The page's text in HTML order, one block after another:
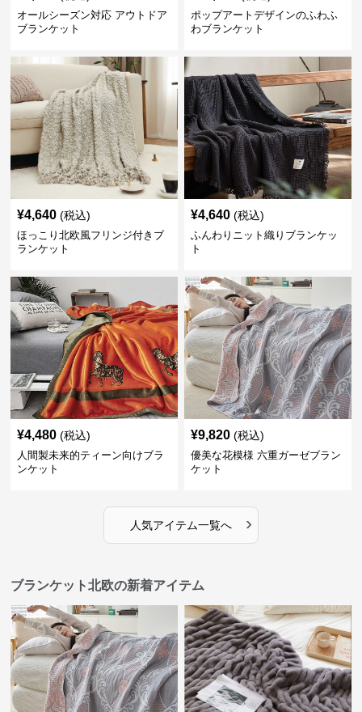
オールシーズン対応 アウトドア
ブランケット
ポップアートデザインのふわふ
わブランケット
¥4,640 (税込)
ほっこり北欧風フリンジ付きブ
ランケット
¥4,640 (税込)
ふんわりニット織りブランケッ
ト
¥4,480 (税込)
人間製未来的ティーン向けブラ
ンケット
¥9,820 (税込)
優美な花模様 六重ガーゼブラン
ケット
人気アイテム一覧へ ›
ブランケット北欧の新着アイテム